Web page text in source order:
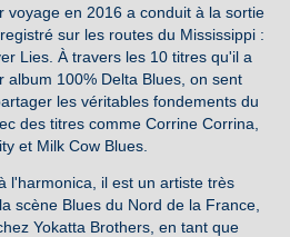
voyage en 2016 a conduit à la sortie
sur les routes du Mississippi :
Lies. À travers les 10 titres qu'il a
album 100% Delta Blues, on sent
les véritables fondements du
des titres comme Corrine Corrina,
et Milk Cow Blues.
l'harmonica, il est un artiste très
scène Blues du Nord de la France,
Yokatta Brothers, en tant que